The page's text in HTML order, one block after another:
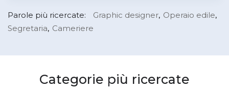
Parole più ricercate: Graphic designer Operaio edile
Segretaria Cameriere
Categorie più ricercate